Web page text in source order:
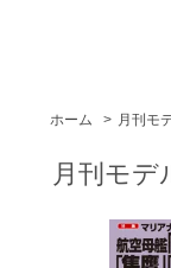
ホーム > 月刊モ
月刊モデ